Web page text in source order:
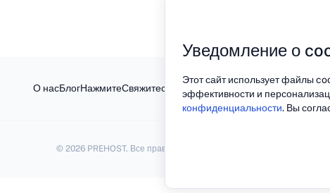
Уведомление о
Этот сайт использует файлы
эффективности и
конфиденциальности. Вы
О насБлогНажмитеСвяжитесь с Политика конфиденциальности
© 2026 PREHOST. Все права защищены